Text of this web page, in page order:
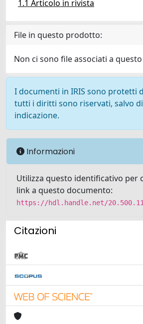
1.1 Articolo in rivista
File in questo prodotto:
Non ci sono file associati a
I documenti in IRIS sono protetti
tutti i diritti sono riservati, salvo
indicazione.
Informazioni
Utilizza questo identificativo per
link a questo documento:
https://hdl.handle.net/
Citazioni